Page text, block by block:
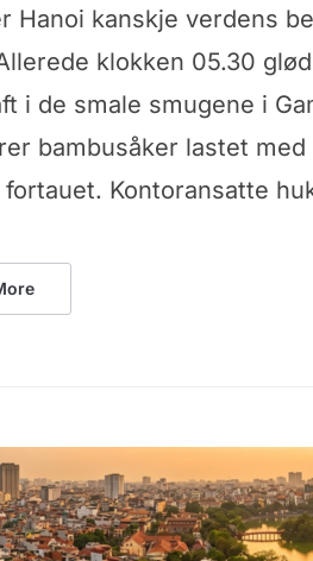
Hanoi kanskje verdens
klokken 05.30
i de smale smugene i
bambusåker lastet
Kontoransatte